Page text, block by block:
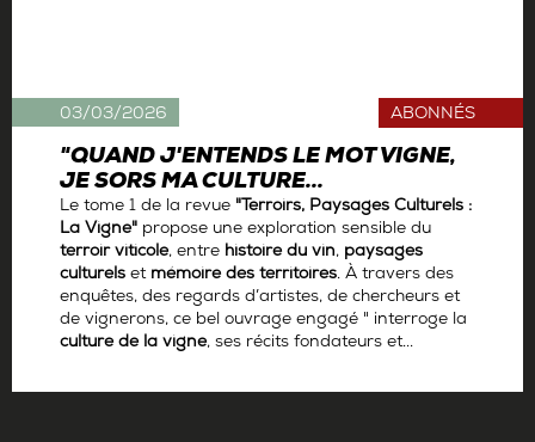
"QUAND J'ENTENDS LE MOT VIGNE,
JE SORS MA CULTURE...
ABONNÉS
Le tome 1 de la revue "Terroirs, Paysages Culturels :
La Vigne" propose une exploration sensible du
terroir viticole, entre histoire du vin, paysages
culturels et mémoire des territoires. À travers des
enquêtes, des regards d’artistes, de chercheurs et
de vignerons, ce bel ouvrage engagé " interroge la
culture de la vigne, ses récits fondateurs et...
03/03/2026